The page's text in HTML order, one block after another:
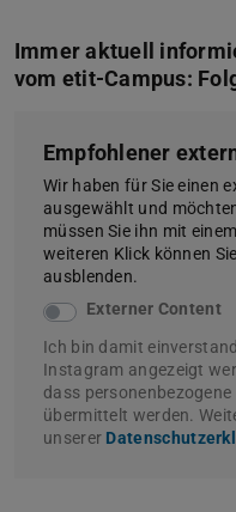
Immer aktuell
vom etit-Campus:
Empfohlener
Wir haben für Sie einen
ausgewählt und
müssen Sie ihn mit
weiteren Klick können
ausblenden.
Externer Content
Ich bin damit
Instagram angezeigt
dass
übermittelt werden.
unserer